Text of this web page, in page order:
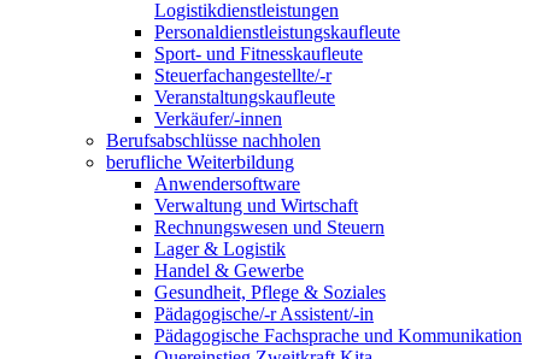
Logistikdienstleistungen
Personaldienstleistungskaufleute
Sport- und Fitnesskaufleute
Steuerfachangestellte/-r
Veranstaltungskaufleute
Verkäufer/-innen
Berufsabschlüsse nachholen
berufliche Weiterbildung
Anwendersoftware
Verwaltung und Wirtschaft
Rechnungswesen und Steuern
Lager & Logistik
Handel & Gewerbe
Gesundheit, Pflege & Soziales
Pädagogische/-r Assistent/-in
Pädagogische Fachsprache und Kommunikation